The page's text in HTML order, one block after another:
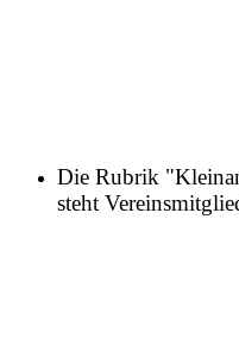
Die Rubrik
steht